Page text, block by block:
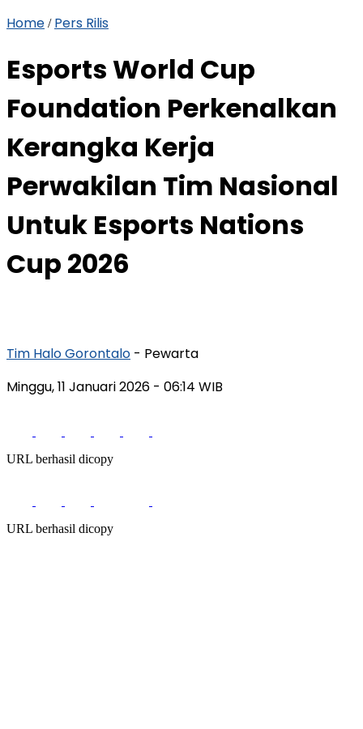
Home / Pers Rilis
Esports World Cup
Foundation Perkenalkan
Kerangka Kerja
Perwakilan Tim Nasional
Untuk Esports Nations
Cup 2026
Tim Halo Gorontalo - Pewarta
Minggu, 11 Januari 2026 - 06:14 WIB
URL berhasil dicopy
URL berhasil dicopy